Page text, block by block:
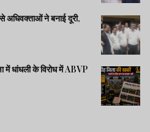
से अधिवक्ताओं ने बनाई दूरी,
धांधली के विरोध में ABVP